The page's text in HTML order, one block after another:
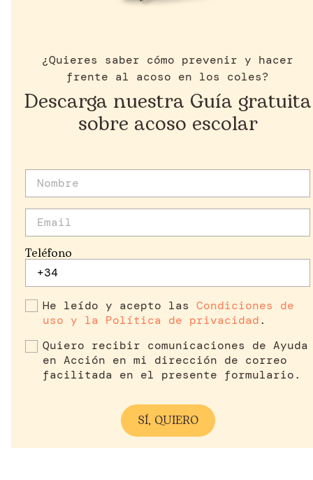
¿Quieres saber cómo prevenir y hacer
frente al acoso en los coles?
Descarga nuestra Guía gratuita
sobre acoso escolar
Teléfono
He leído y acepto las Condiciones de
uso y la Política de privacidad.
Quiero recibir comunicaciones de Ayuda
en Acción en mi dirección de correo
facilitada en el presente formulario.